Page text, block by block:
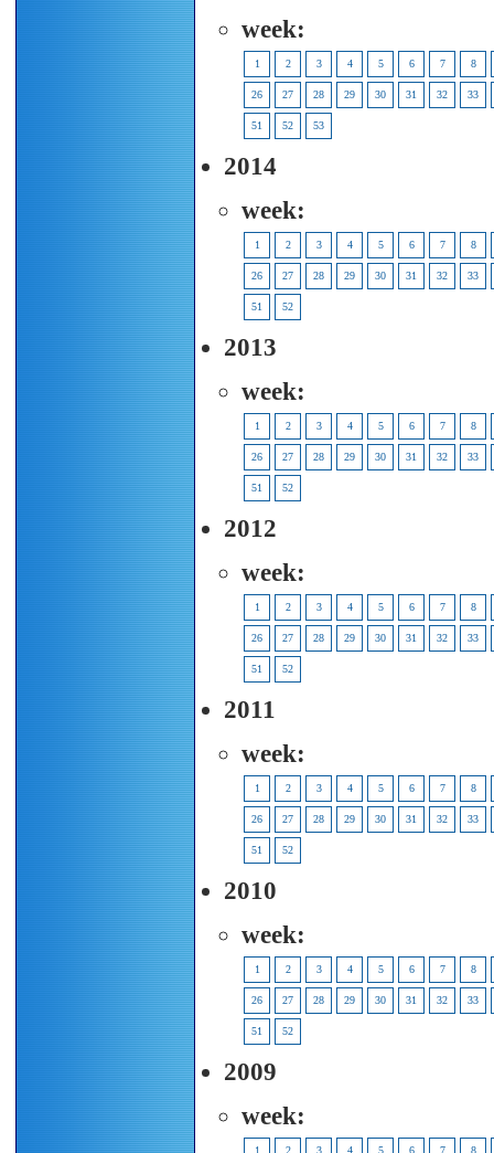
week:
1 2 3 4 5 6 7 8
26 27 28 29 30 31 32 33
51 52 53
2014
week:
1 2 3 4 5 6 7 8
26 27 28 29 30 31 32 33
51 52
2013
week:
1 2 3 4 5 6 7 8
26 27 28 29 30 31 32 33
51 52
2012
week:
1 2 3 4 5 6 7 8
26 27 28 29 30 31 32 33
51 52
2011
week:
1 2 3 4 5 6 7 8
26 27 28 29 30 31 32 33
51 52
2010
week:
1 2 3 4 5 6 7 8
26 27 28 29 30 31 32 33
51 52
2009
week:
1 2 3 4 5 6 7 8